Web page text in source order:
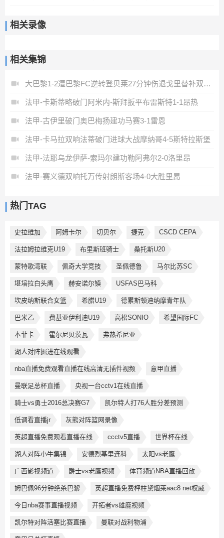
相关录像
相关集锦
大巴黎1-2遭巴黎FC逆转登贝莱27分钟伤退戈里替补双响+读秒绝杀
法甲-卡斯蒂略破门阿米内-斯拜扳平布雷斯特1-1昂热
法甲-古伊里破门奥巴梅扬建功马赛3-1雷恩
法甲-卡马拉双响法蒂破门进球大战摩纳哥4-5斯特拉斯堡
法甲-法耶乌龙伊萨-索玛尔建功勒阿弗尔2-0洛里昂
法甲-赛义德双响托万传射朗斯客场4-0大胜里昂
热门TAG
史拉维加 阿姆卡尔 切贝尔 捷克 CSCD CEPA
法拉姆拉维克U19 布里斯班骑士 桑托斯U20
蒙特歌湾联 佩奇大学竞技 圣佩德鲁 马尔比苏SC
堪培拉白头鹰 赫安诺尔镇 USFAS巴马科
坎皮纳斯联合女篮 希腊U19 德累斯顿迪纳摩青年队
巴米乙 费基亚伊利迪U19 高松SONIO 希望国际FC
本菲卡 霍尔尼贝茨瓦 弗热希尼亚
湖人对阵掘进在线观看
nba直播免费观看直播在线高清无插件视频 意甲直播
曼联足总杯直播 央视一台cctv1在线直播
骑士vs勇士2016总决赛G7 凯尔特人打76人胜分差预测
低调看直播jr 灰熊对阵篮网录像
英超直播免费观看直播在线 ccctv5直播 世界杯在线
湖人对阵小牛集锦 安德烈基里连科 太阳vs老鹰
广西影视频道 爵士vs老鹰视频 体育频道NBA直播回放
姆巴佩96分钟绝杀巴黎 英超直播免费柙柱黛烟莱aac8 net权威
今日nba赛事直播视频 开拓者vs雄鹿视频
凯尔特对阵活塞比赛直播 曼联对战利物浦